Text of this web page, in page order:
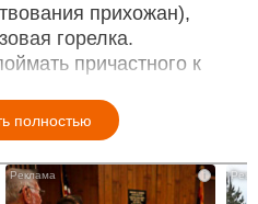
прихожан),
горелка.
причастного к
полностью